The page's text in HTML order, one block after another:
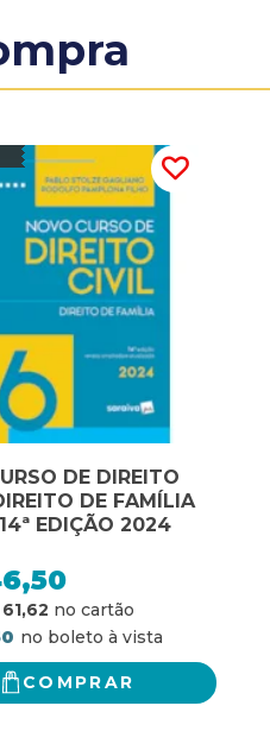
DE DIREITO
DE FAMÍLIA
EDIÇÃO 2024
COMPRAR